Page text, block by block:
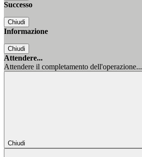
Successo
Chiudi
Informazione
Chiudi
Attendere...
Attendere il completamento dell'operazione...
Chiudi